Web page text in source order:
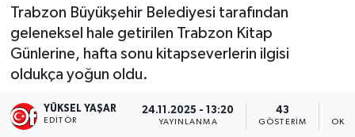
Trabzon Büyükşehir Belediyesi tarafından
geleneksel hale getirilen Trabzon Kitap
Günlerine, hafta sonu kitapseverlerin ilgisi
oldukça yoğun oldu.
YÜKSEL YAŞAR
EDITÖR
24.11.2025 - 13:20
YAYINLANMA
43
GÖSTERIM
Süper Lig Puan Durumu ve Fikstür
Tüm Manşetler
Son Dakika Haberleri